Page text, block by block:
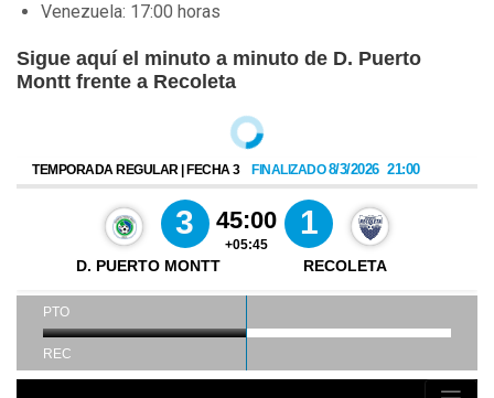
Venezuela: 17:00 horas
Sigue aquí el minuto a minuto de D. Puerto
Montt frente a Recoleta